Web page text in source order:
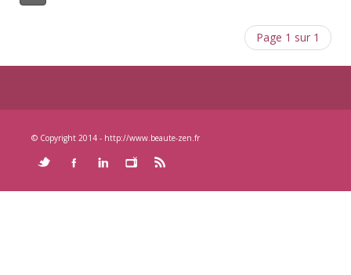
Page 1 sur 1
© Copyright 2014 - http://www.beaute-zen.fr